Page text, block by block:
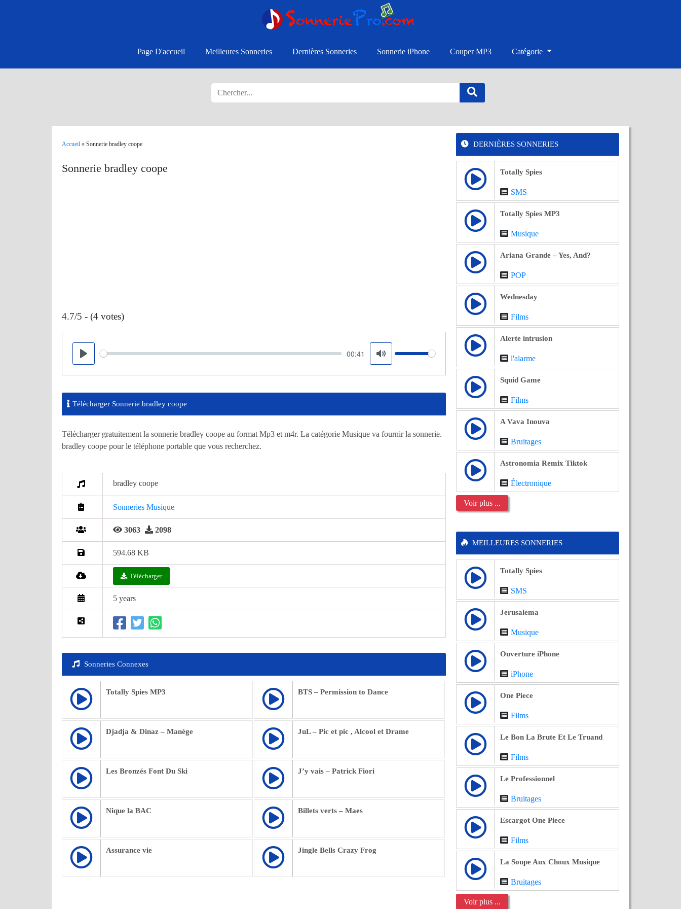
Page D'accueil Meilleures Sonneries Dernières Sonneries Sonnerie iPhone Couper MP3 Catégorie
Accueil » Sonnerie bradley coope
Sonnerie bradley coope
4.7/5 - (4 votes)
Play
Seek 00:41
Mute
Volume
Télécharger Sonnerie bradley coope
Télécharger gratuitement la sonnerie bradley coope au format Mp3 et m4r. La catégorie Musique va fournir la sonnerie.
bradley coope pour le téléphone portable que vous recherchez.
bradley coope
Sonneries Musique
3063 2098
594.68 KB
Télécharger
5 years
Sonneries Connexes
Totally Spies MP3 BTS – Permission to Dance
Djadja & Dinaz – Manège JuL – Pic et pic , Alcool et Drame
Les Bronzés Font Du Ski J’y vais – Patrick Fiori
Nique la BAC Billets verts – Maes
Assurance vie Jingle Bells Crazy Frog
DERNIÈRES SONNERIES
Totally Spies
SMS
Totally Spies MP3
Musique
Ariana Grande – Yes, And?
POP
Wednesday
Films
Alerte intrusion
l'alarme
Squid Game
Films
A Vava Inouva
Bruitages
Astronomia Remix Tiktok
Électronique
Voir plus ...
MEILLEURES SONNERIES
Totally Spies
SMS
Jerusalema
Musique
Ouverture iPhone
iPhone
One Piece
Films
Le Bon La Brute Et Le Truand
Films
Le Professionnel
Bruitages
Escargot One Piece
Films
La Soupe Aux Choux Musique
Bruitages
Voir plus ...